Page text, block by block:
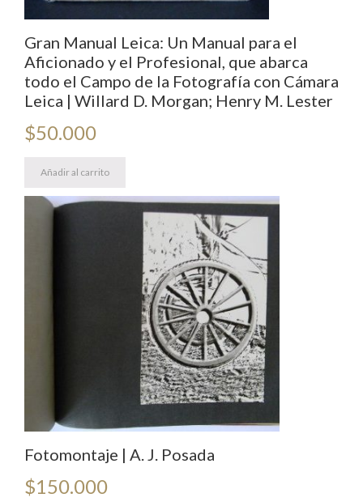
Gran Manual Leica: Un Manual para el
Aficionado y el Profesional, que abarca
todo el Campo de la Fotografía con Cámara
Leica | Willard D. Morgan; Henry M. Lester
$50.000
Añadir al carrito
Fotomontaje | A. J. Posada
$150.000